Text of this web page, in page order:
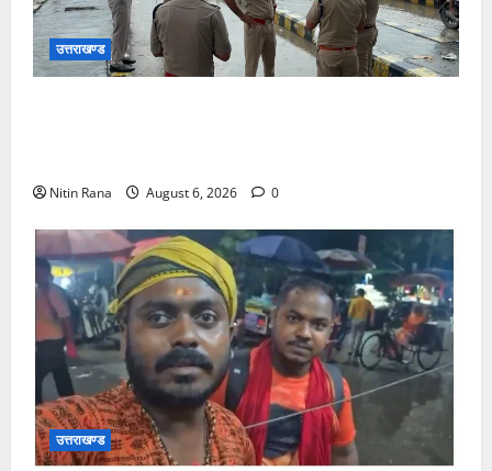
उत्तराखण्ड
Nitin Rana August 6, 2026 0
उत्तराखण्ड